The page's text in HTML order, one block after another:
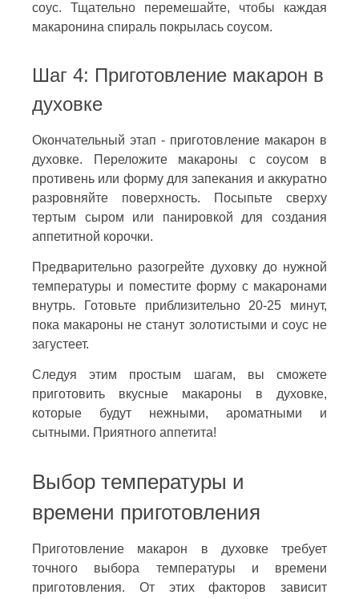
соус. Тщательно перемешайте, чтобы каждая
макаронина спираль покрылась соусом.
Шаг 4: Приготовление макарон в
духовке
Окончательный этап - приготовление макарон в
духовке. Переложите макароны с соусом в
противень или форму для запекания и аккуратно
разровняйте поверхность. Посыпьте сверху
тертым сыром или панировкой для создания
аппетитной корочки.
Предварительно разогрейте духовку до нужной
температуры и поместите форму с макаронами
внутрь. Готовьте приблизительно 20-25 минут,
пока макароны не станут золотистыми и соус не
загустеет.
Следуя этим простым шагам, вы сможете
приготовить вкусные макароны в духовке,
которые будут нежными, ароматными и
сытными. Приятного аппетита!
Выбор температуры и
времени приготовления
Приготовление макарон в духовке требует
точного выбора температуры и времени
приготовления. От этих факторов зависит